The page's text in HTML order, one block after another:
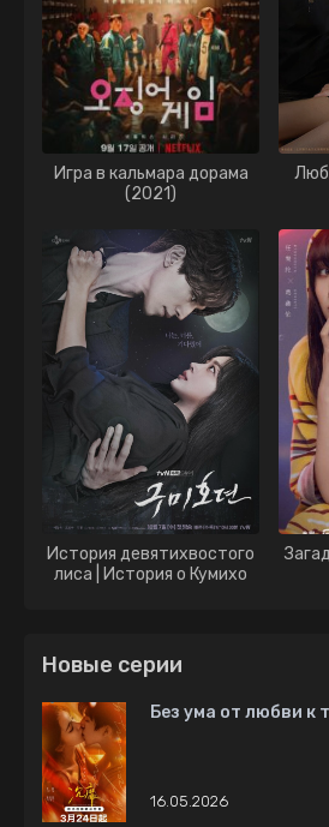
Игра в кальмара дорама
(2021)
История девятихвостого
лиса | История о Кумихо
Новые серии
Без ума от любви к
16.05.2026